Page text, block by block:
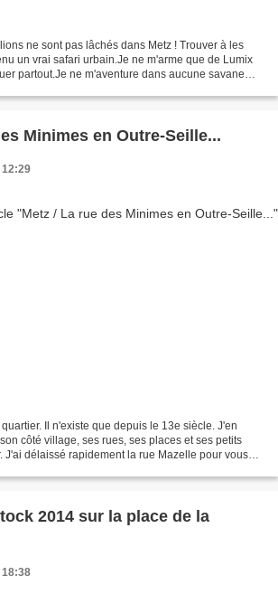
ne sont pas lâchés dans Metz ! Trouver à les
un vrai safari urbain.Je ne m'arme que de Lumix
partout.Je ne m'aventure dans aucune savane
Minimes en Outre-Seille...
12:29
Il n'existe que depuis le 13e siècle. J'en
côté village, ses rues, ses places et ses petits
J'ai délaissé rapidement la rue Mazelle pour vous
2014 sur la place de la
18:38